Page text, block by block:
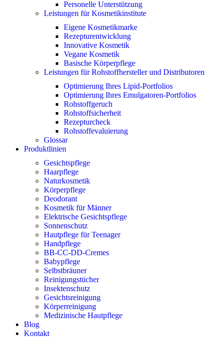
Personelle Unterstützung
Leistungen für Kosmetikinstitute
Eigene Kosmetikmarke
Rezepturentwicklung
Innovative Kosmetik
Vegane Kosmetik
Basische Körperpflege
Leistungen für Rohstoffhersteller und Distributoren
Optimierung Ihres Lipid-Portfolios
Optimierung Ihres Emulgatoren-Portfolios
Rohstoffgeruch
Rohstoffsicherheit
Rezepturcheck
Rohstoffevaluierung
Glossar
Produktlinien
Gesichtspflege
Haarpflege
Naturkosmetik
Körperpflege
Deodorant
Kosmetik für Männer
Elektrische Gesichtspflege
Sonnenschutz
Hautpflege für Teenager
Handpflege
BB-CC-DD-Cremes
Babypflege
Selbstbräuner
Reinigungstücher
Insektenschutz
Gesichtsreinigung
Körperreinigung
Medizinische Hautpflege
Blog
Kontakt